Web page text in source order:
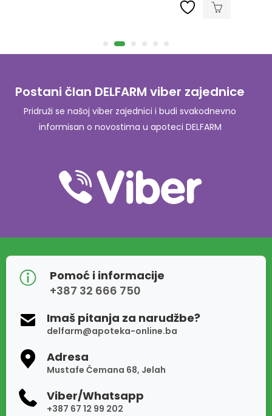
Postani član DELFARM viber zajednice
Pridruži se našoj viber zajednici i budi svakodnevno
informisan o novostima u apoteci DELFARM
Pomoć i informacije
+387 32 666 750
Imaš pitanja za narudžbe?
delfarm@apoteka-online.ba
Adresa
Mustafe Ćemana 68, Jelah
Viber/Whatsapp
+387 67 12 99 202